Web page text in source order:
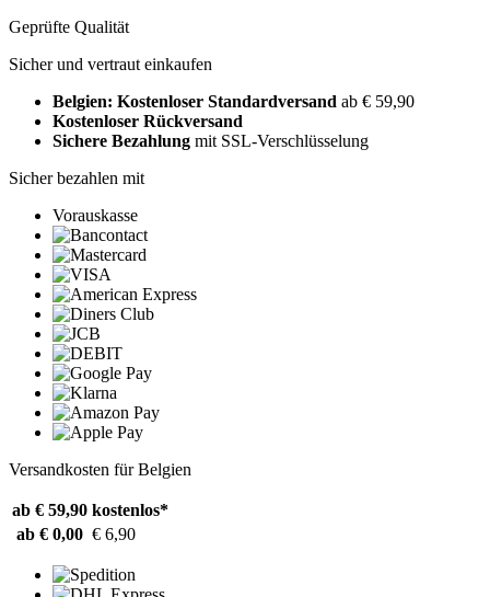
Geprüfte Qualität
Sicher und vertraut einkaufen
Belgien: Kostenloser Standardversand ab € 59,90
Kostenloser Rückversand
Sichere Bezahlung mit SSL-Verschlüsselung
Sicher bezahlen mit
Vorauskasse
Versandkosten für Belgien
ab € 59,90 kostenlos*
ab € 0,00 € 6,90